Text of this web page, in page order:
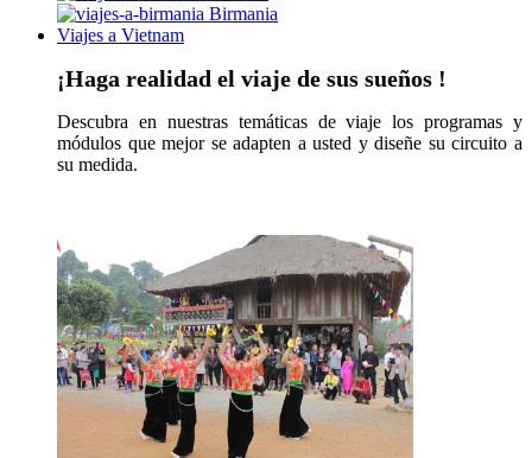
Birmania
Viajes a Vietnam
¡Haga realidad el viaje de sus sueños !
Descubra en nuestras temáticas de viaje los programas y
módulos que mejor se adapten a usted y diseñe su circuito a
su medida.